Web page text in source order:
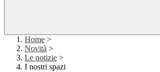
Home >
Novità >
Le notizie >
I nostri spazi